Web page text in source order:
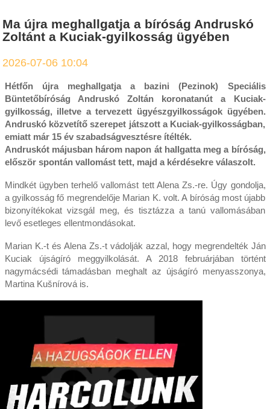
Ma újra meghallgatja a bíróság Andruskó
Zoltánt a Kuciak-gyilkosság ügyében
2026-07-06 10:04
Hétfőn újra meghallgatja a bazini (Pezinok) Speciális
Büntetőbíróság Andruskó Zoltán koronatanút a Kuciak-
gyilkosság, illetve a tervezett ügyészgyilkosságok ügyében.
Andruskó közvetítő szerepet játszott a Kuciak-gyilkosságban,
emiatt már 15 év szabadságvesztésre ítélték.
Andruskót májusban három napon át hallgatta meg a bíróság,
először spontán vallomást tett, majd a kérdésekre válaszolt.
Mindkét ügyben terhelő vallomást tett Alena Zs.-re. Úgy gondolja,
a gyilkosság fő megrendelője Marian K. volt. A bíróság most újabb
bizonyítékokat vizsgál meg, és tisztázza a tanú vallomásában
levő esetleges ellentmondásokat.
Marian K.-t és Alena Zs.-t vádolják azzal, hogy megrendelték Ján
Kuciak újságíró meggyilkolását. A 2018 februárjában történt
nagymácsédi támadásban meghalt az újságíró menyasszonya,
Martina Kušnírová is.